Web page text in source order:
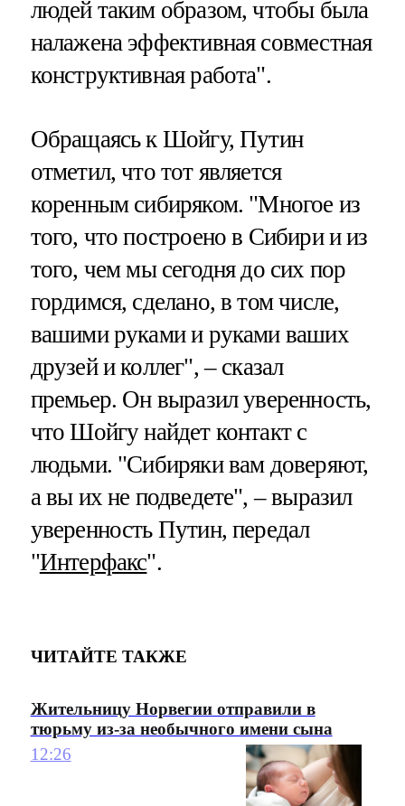
людей таким образом, чтобы была
налажена эффективная совместная
конструктивная работа".
Обращаясь к Шойгу, Путин
отметил, что тот является
коренным сибиряком. "Многое из
того, что построено в Сибири и из
того, чем мы сегодня до сих пор
гордимся, сделано, в том числе,
вашими руками и руками ваших
друзей и коллег", – сказал
премьер. Он выразил уверенность,
что Шойгу найдет контакт с
людьми. "Сибиряки вам доверяют,
а вы их не подведете", – выразил
уверенность Путин, передал
"Интерфакс".
ЧИТАЙТЕ ТАКЖЕ
Жительницу Норвегии отправили в
тюрьму из-за необычного имени сына
12:26